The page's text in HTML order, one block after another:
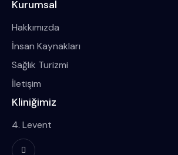
Kurumsal
Hakkımızda
İnsan Kaynakları
Sağlık Turizmi
İletişim
Kliniğimiz
4. Levent